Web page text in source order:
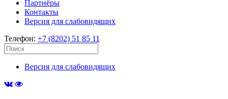
Партнёры
Контакты
Версия для слабовидящих
Телефон: +7 (8202) 51 85 11
Версия для слабовидящих